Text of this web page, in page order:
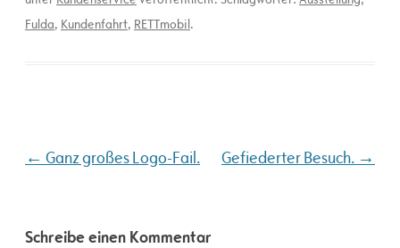
Fulda, Kundenfahrt, RETTmobil.
Beitragsnavigation
← Ganz großes Logo-Fail. Gefiederter Besuch. →
Schreibe einen Kommentar